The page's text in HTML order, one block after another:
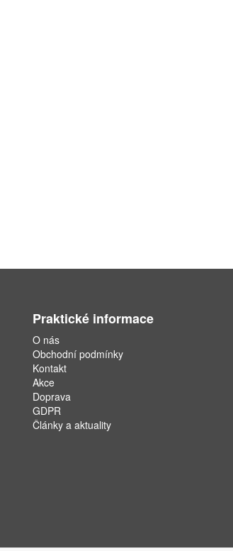
Praktické informace
O nás
Obchodní podmínky
Kontakt
Akce
Doprava
GDPR
Články a aktuality